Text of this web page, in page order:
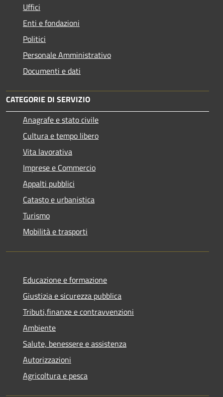
Uffici
Enti e fondazioni
Politici
Personale Amministrativo
Documenti e dati
CATEGORIE DI SERVIZIO
Anagrafe e stato civile
Cultura e tempo libero
Vita lavorativa
Imprese e Commercio
Appalti pubblici
Catasto e urbanistica
Turismo
Mobilità e trasporti
Educazione e formazione
Giustizia e sicurezza pubblica
Tributi,finanze e contravvenzioni
Ambiente
Salute, benessere e assistenza
Autorizzazioni
Agricoltura e pesca